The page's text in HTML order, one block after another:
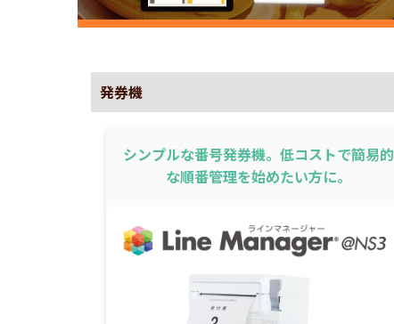
発券機
シンプルな番号発券機。低コストで簡易的
な順番管理を始めたい方に。